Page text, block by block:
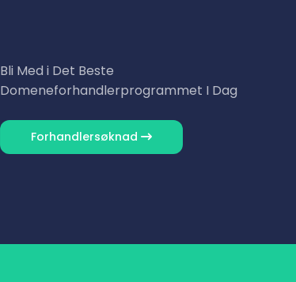
Bli Med i Det Beste
Domene­forhandlerprogrammet I Dag
Forhandler­søknad